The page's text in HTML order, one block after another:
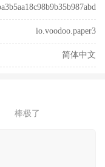
io.voodoo.paper3
简体中文
棒极了